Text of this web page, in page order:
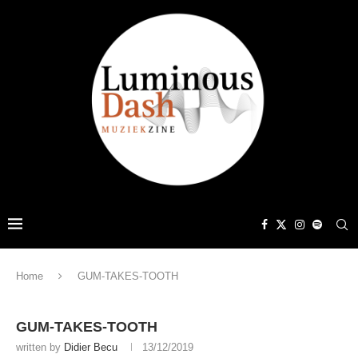
Home GUM-TAKES-TOOTH
GUM-TAKES-TOOTH
written by Didier Becu 13/12/2019